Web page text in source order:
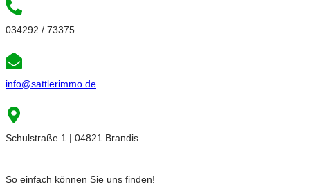
034292 / 73375
info@sattlerimmo.de
Schulstraße 1 | 04821 Brandis
So einfach können Sie uns finden!